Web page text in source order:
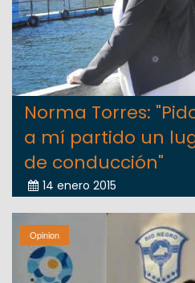
Norma Torres:
a mí partido un
de conducción"
14 enero 2015
Opinion